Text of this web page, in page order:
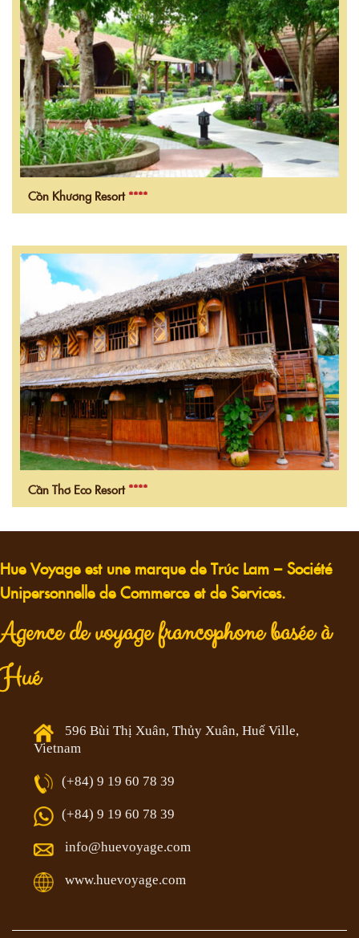
Cồn Khương Resort****
Cần Thơ Eco Resort****
Hue Voyage est une marque de Trúc Lam – Société
Unipersonnelle de Commerce et de Services.
Agence de voyage francophone basée à
Hué
596 Bùi Thị Xuân, Thủy Xuân, Huế Ville,
Vietnam
(+84) 9 19 60 78 39
(+84) 9 19 60 78 39
info@huevoyage.com
www.huevoyage.com